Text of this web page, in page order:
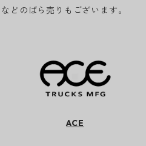
どのばら売りもございます。
ACE